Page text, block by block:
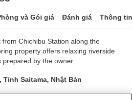
và Gói giá Đánh giá Thông
Chichibu Station along the
property offers relaxing riverside
by the owner.
Saitama, Nhật Bản